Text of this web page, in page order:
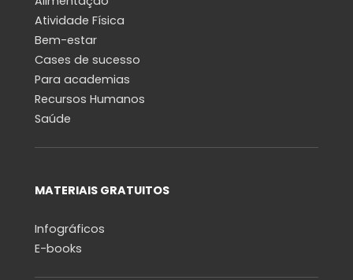
Atividade Física
Bem-estar
Cases de sucesso
Para academias
Recursos Humanos
Saúde
MATERIAIS GRATUITOS
Infográficos
E-books